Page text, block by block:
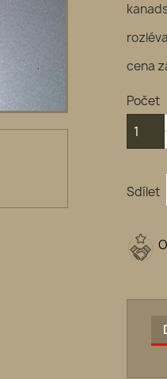
cena
Počet
Sdílet